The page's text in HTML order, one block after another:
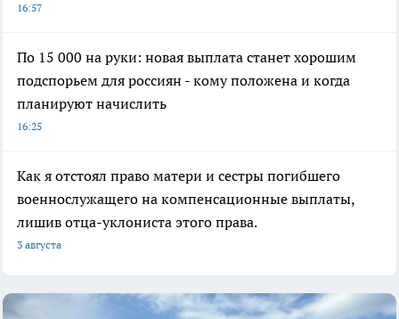
16:57
По 15 000 на руки: новая выплата станет хорошим
подспорьем для россиян - кому положена и когда
планируют начислить
16:25
Как я отстоял право матери и сестры погибшего
военнослужащего на компенсационные выплаты,
лишив отца-уклониста этого права.
3 августа